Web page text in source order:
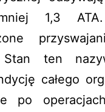
1,3
Stan ten
całego
po